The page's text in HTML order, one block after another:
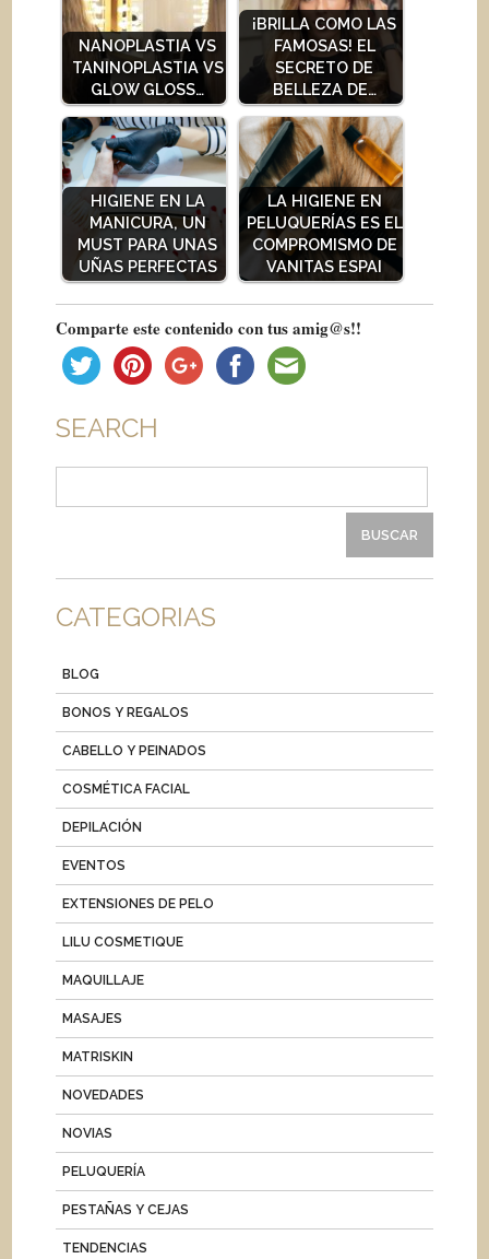
NANOPLASTIA VS
TANINOPLASTIA VS
GLOW GLOSS…
¡BRILLA COMO LAS
FAMOSAS! EL
SECRETO DE
BELLEZA DE…
HIGIENE EN LA
MANICURA, UN
MUST PARA UNAS
UÑAS PERFECTAS
LA HIGIENE EN
PELUQUERÍAS ES EL
COMPROMISMO DE
VANITAS ESPAI
Comparte este contenido con tus amig@s!!
SEARCH
CATEGORIAS
BLOG
BONOS Y REGALOS
CABELLO Y PEINADOS
COSMÉTICA FACIAL
DEPILACIÓN
EVENTOS
EXTENSIONES DE PELO
LILU COSMETIQUE
MAQUILLAJE
MASAJES
MATRISKIN
NOVEDADES
NOVIAS
PELUQUERÍA
PESTAÑAS Y CEJAS
TENDENCIAS